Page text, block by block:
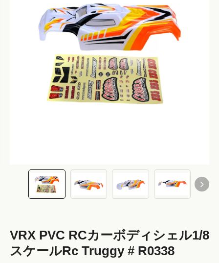
VRX PVC RCカーボディシェル1/8
スケールRc Truggy # R0338